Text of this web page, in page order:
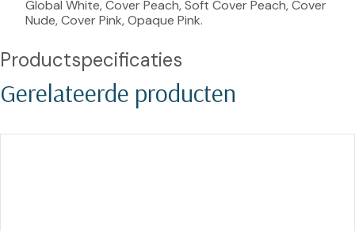
Global White, Cover Peach, Soft Cover Peach, Cover
Nude, Cover Pink, Opaque Pink.
Productspecificaties
Gerelateerde producten